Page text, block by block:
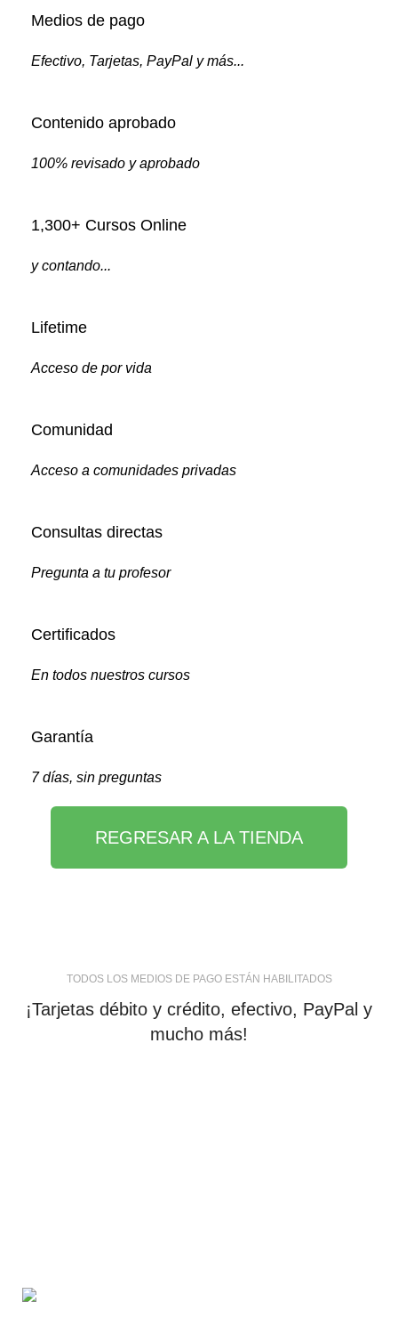
Medios de pago
Efectivo, Tarjetas, PayPal y más...
Contenido aprobado
100% revisado y aprobado
1,300+ Cursos Online
y contando...
Lifetime
Acceso de por vida
Comunidad
Acceso a comunidades privadas
Consultas directas
Pregunta a tu profesor
Certificados
En todos nuestros cursos
Garantía
7 días, sin preguntas
REGRESAR A LA TIENDA
TODOS LOS MEDIOS DE PAGO ESTÁN HABILITADOS
¡Tarjetas débito y crédito, efectivo, PayPal y
mucho más!